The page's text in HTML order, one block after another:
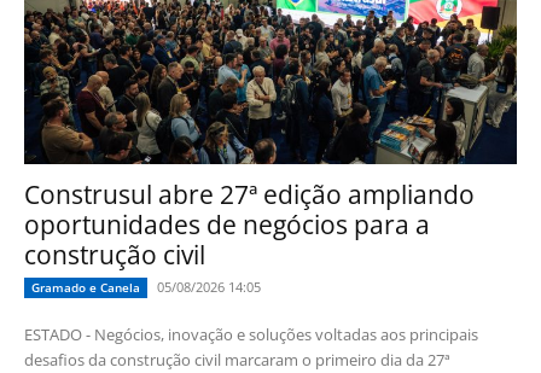
Construsul abre 27ª edição ampliando
oportunidades de negócios para a
construção civil
Gramado e Canela 05/08/2026 14:05
ESTADO - Negócios, inovação e soluções voltadas aos principais
desafios da construção civil marcaram o primeiro dia da 27ª